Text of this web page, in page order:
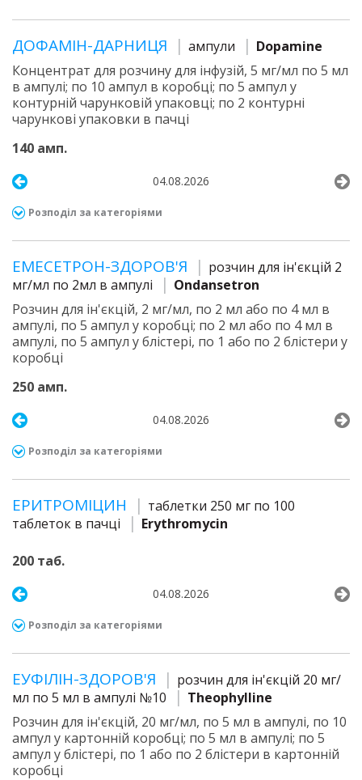
ДОФАМІН-ДАРНИЦЯ ампули
Dopamine
Концентрат для розчину для інфузій, 5 мг/мл по 5 мл
в ампулі; по 10 ампул в коробці; по 5 ампул у
контурній чарунковій упаковці; по 2 контурні
чарункові упаковки в пачці
140 амп.
04.08.2026
Розподіл за категоріями
ЕМЕСЕТРОН-ЗДОРОВ'Я
розчин для ін'єкцій 2
мг/мл по 2мл в ампулі
Ondansetron
Розчин для ін'єкцій, 2 мг/мл, по 2 мл або по 4 мл в
ампулі, по 5 ампул у коробці; по 2 мл або по 4 мл в
ампулі, по 5 ампул у блістері, по 1 або по 2 блістери у
коробці
250 амп.
04.08.2026
Розподіл за категоріями
ЕРИТРОМІЦИН
таблетки 250 мг по 100
таблеток в пачці
Erythromycin
200 таб.
04.08.2026
Розподіл за категоріями
ЕУФІЛІН-ЗДОРОВ'Я
розчин для ін'єкцій 20 мг/
мл по 5 мл в ампулі №10
Theophylline
Розчин для ін'єкцій, 20 мг/мл, по 5 мл в ампулі, по 10
ампул у картонній коробці; по 5 мл в ампулі; по 5
ампул у блістері, по 1 або по 2 блістери в картонній
коробці